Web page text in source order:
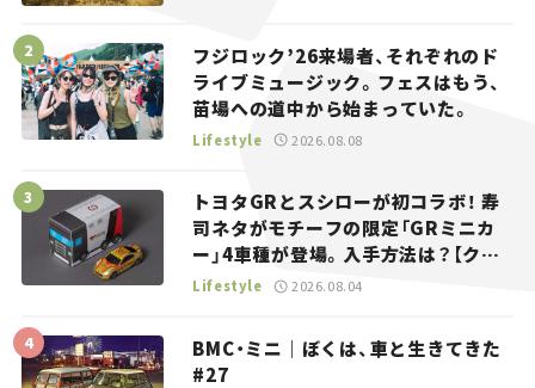
フジロック’26来場者、それぞれのド
ライブミュージック。フェスはもう、
苗場への道中から始まっていた。
Lifestyle 2026.08.08
トヨタGRとスシローが初コラボ！ 寿
司ネタがモチーフの限定「GRミニカ
ー」4車種が登場。入手方法は？【クル
マとホビー】
Lifestyle 2026.08.04
BMC・ミニ｜ぼくは、車と生きてきた
#27